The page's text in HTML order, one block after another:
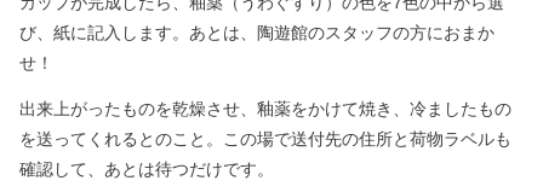
び、紙に記入します。 あとは、陶遊館のスタッフの方におまか
せ！
出来上がったものを乾燥させ、釉薬をかけて焼き、冷ましたもの
を送ってくれるとのこと。
この場で送付先の住所と荷物ラベルも
確認して、あとは待つだけです。